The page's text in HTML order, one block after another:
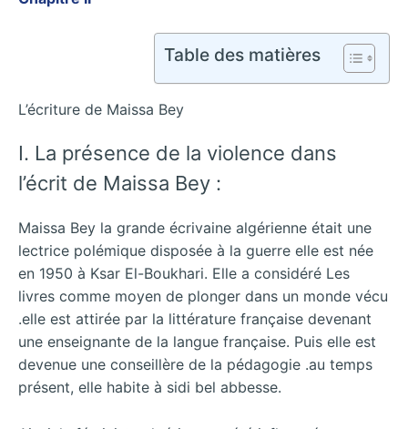
Table des matières
L’écriture de Maissa Bey
I. La présence de la violence dans
l’écrit de Maissa Bey :
Maissa Bey la grande écrivaine algérienne était une
lectrice polémique disposée à la guerre elle est née
en 1950 à Ksar El-Boukhari. Elle a considéré Les
livres comme moyen de plonger dans un monde vécu
.elle est attirée par la littérature française devenant
une enseignante de la langue française. Puis elle est
devenue une conseillère de la pédagogie .au temps
présent, elle habite à sidi bel abbesse.